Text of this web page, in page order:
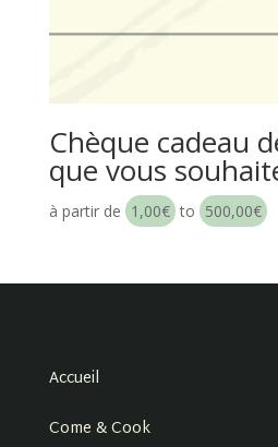
Chèque cadeau
que vous
à partir de 1,00€ to 500,00€
Accueil
Come & Cook